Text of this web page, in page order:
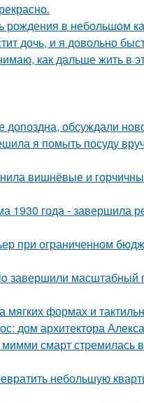
рождения в небольшом
дочь, и я довольно
как дальше жить в
обсуждали
я помыть посуду
вишнёвые и
1930 года - завершила
при ограниченном
завершили
мягких формах и
дом архитектора
смарт стремилась
небольшую